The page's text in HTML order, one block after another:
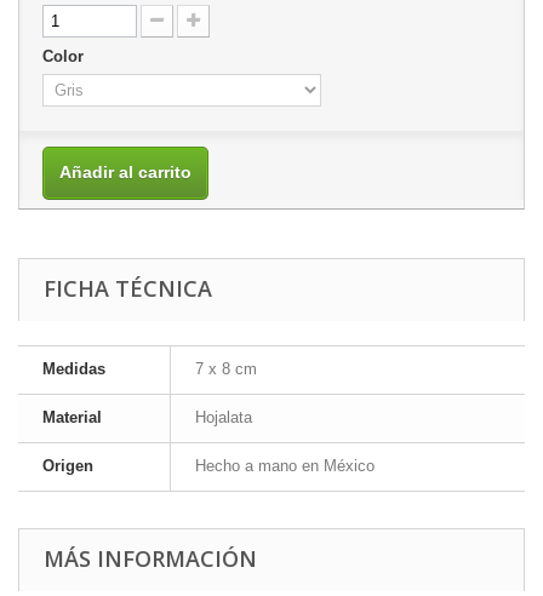
Color
Añadir al carrito
FICHA TÉCNICA
Medidas 7 x 8 cm
Material Hojalata
Origen Hecho a mano en México
MÁS INFORMACIÓN